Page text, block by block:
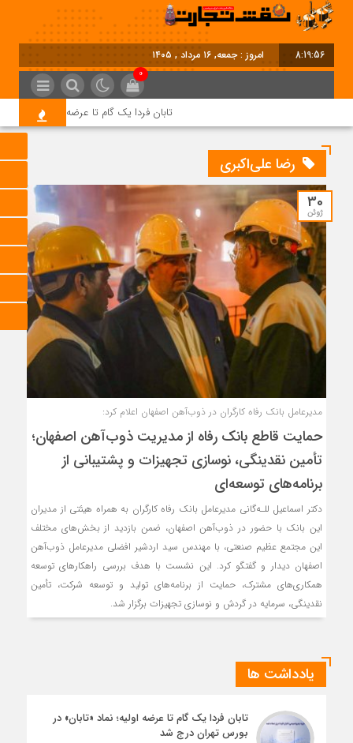
8:19:57 امروز : جمعه, ۱۶ مرداد , ۱۴۰۵
0
تابان فردا یک گام تا عرضه اولیه؛ نماد
رضا علی‌اکبری
30
ژوئن
مدیرعامل بانک رفاه کارگران در ذوب‌آهن اصفهان اعلام کرد:
حمایت قاطع بانک رفاه از مدیریت ذوب‌آهن اصفهان؛
تأمین نقدینگی، نوسازی تجهیزات و پشتیبانی از
برنامه‌های توسعه‌ای
دکتر اسماعیل للـه‌گانی مدیرعامل بانک رفاه کارگران به همراه هیئتی از مدیران
این بانک با حضور در ذوب‌آهن اصفهان، ضمن بازدید از بخش‌های مختلف
این مجتمع عظیم صنعتی، با مهندس سید اردشیر افضلی مدیرعامل ذوب‌آهن
اصفهان دیدار و گفتگو کرد. این نشست با هدف بررسی راهکارهای توسعه
همکاری‌های مشترک، حمایت از برنامه‌های تولید و توسعه شرکت، تأمین
نقدینگی، سرمایه در گردش و نوسازی تجهیزات برگزار شد.
یادداشت ها
تابان فردا یک گام تا عرضه اولیه؛ نماد «تابان» در
بورس تهران درج شد